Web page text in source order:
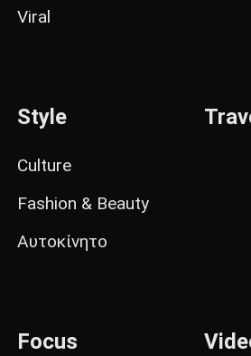
Viral
Style
Culture
Fashion & Beauty
Αυτοκίνητο
Focus